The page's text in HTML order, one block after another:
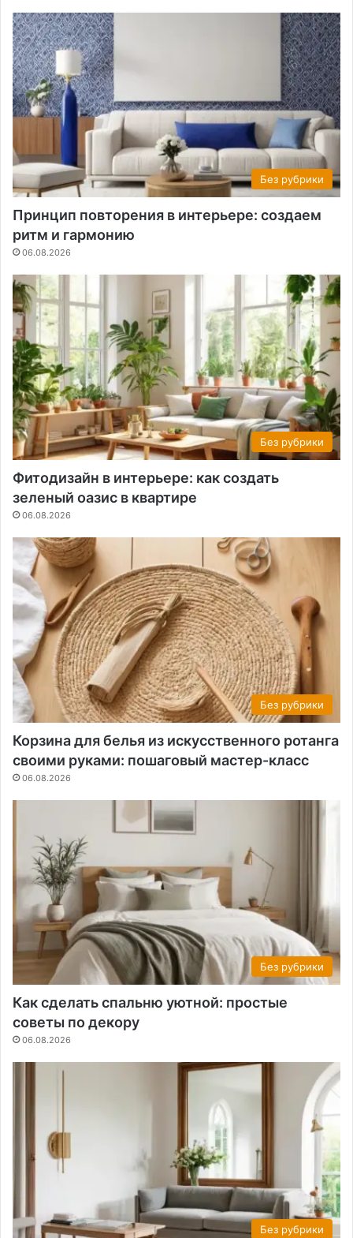
Без рубрики
Принцип повторения в интерьере: создаем
ритм и гармонию
06.08.2026
Без рубрики
Фитодизайн в интерьере: как создать
зеленый оазис в квартире
06.08.2026
Без рубрики
Корзина для белья из искусственного ротанга
своими руками: пошаговый мастер-класс
06.08.2026
Без рубрики
Как сделать спальню уютной: простые
советы по декору
06.08.2026
Без рубрики